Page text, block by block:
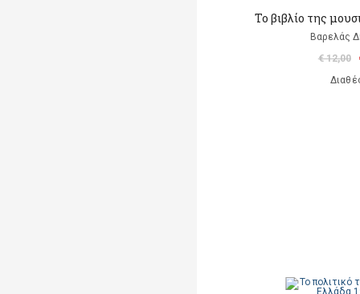
Το βιβλίο της
Βαρελάς
€ 12,00